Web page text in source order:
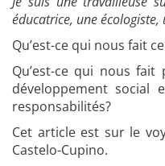
éducatrice, une
Qu’est-ce qui nous fait
Qu’est-ce qui nous
développement
responsabilités?
Cet article est sur le
Castelo-Cupino.